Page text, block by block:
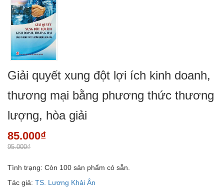
Giải quyết xung đột lợi ích kinh doanh,
thương mại bằng phương thức thương
lượng, hòa giải
85.000₫
95.000₫
Tình trạng: Còn 100 sản phẩm có sẵn.
Tác giả: TS. Lương Khải Ân